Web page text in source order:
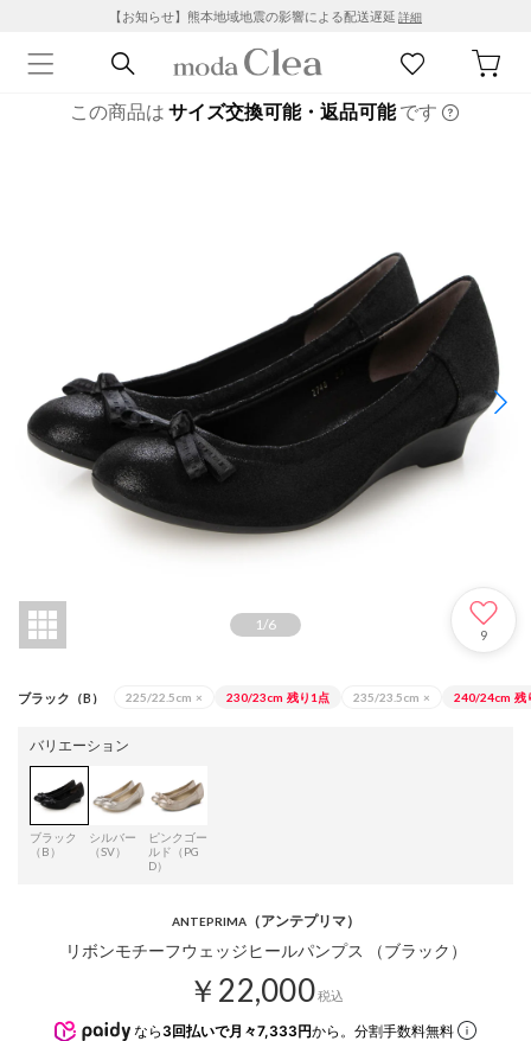
【お知らせ】熊本地域地震の影響による配送遅延 詳細
この商品は サイズ交換可能・返品可能です
1/6
9
ブラック（B） 225/22.5cm × 230/23cm 残り1点 235/23.5cm × 240/24cm 残
バリエーション
ブラック
（B）
シルバー
（SV）
ピンクゴー
ルド（PG
D）
ANTEPRIMA（アンテプリマ）
リボンモチーフウェッジヒールパンプス （ブラック）
￥22,000税込
なら 3回払いで月々7,333円から。分割手数料無料